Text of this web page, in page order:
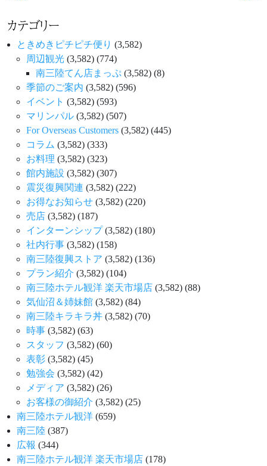
カテゴリー
ときめきピチピチ便り (3,582)
周辺観光 (3,582) (774)
南三陸てん店まっぷ (3,582) (8)
季節のご案内 (3,582) (596)
イベント (3,582) (593)
マリンパル (3,582) (507)
For Overseas Customers (3,582) (445)
コラム (3,582) (333)
お料理 (3,582) (323)
館内施設 (3,582) (307)
震災復興関連 (3,582) (222)
お得なお知らせ (3,582) (220)
売店 (3,582) (187)
インターンシップ(3,582) (180)
社内行事 (3,582) (158)
南三陸復興ストア (3,582) (136)
プラン紹介 (3,582) (104)
南三陸ホテル観洋 楽天市場店 (3,582) (88)
気仙沼＆姉妹館 (3,582) (84)
南三陸キラキラ丼 (3,582) (70)
時事 (3,582) (63)
スタッフ (3,582) (60)
表彰 (3,582) (45)
勉強会 (3,582) (42)
メディア (3,582) (26)
お客様の御紹介 (3,582) (25)
南三陸ホテル観洋 (659)
南三陸 (387)
広報 (344)
南三陸ホテル観洋 楽天市場店 (178)